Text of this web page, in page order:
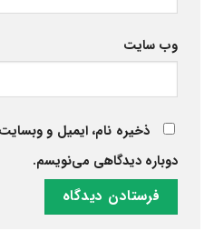
وب‌ سایت
ذخیره نام، ایمیل و
دوباره دیدگاهی می‌نویسم.